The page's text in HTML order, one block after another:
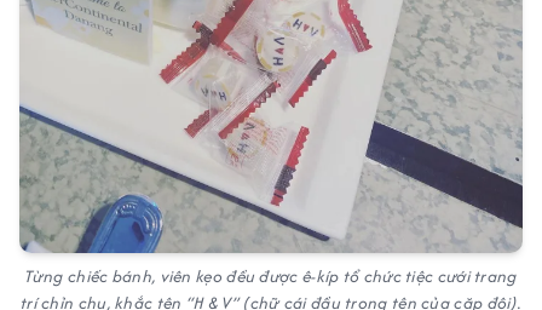
Từng chiếc bánh, viên kẹo đều được ê-kíp tổ chức tiệc cưới trang
trí chỉn chu, khắc tên “H & V” (chữ cái đầu trong tên của cặp đôi).